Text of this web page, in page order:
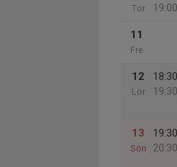
Tor
19:00
11
Fre
12
Lör
18:30
19:30
13
Sön
19:30
20:30